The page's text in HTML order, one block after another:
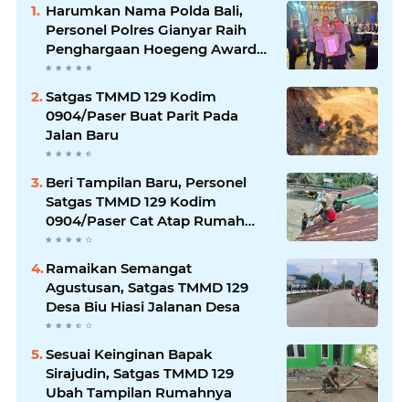
Harumkan Nama Polda Bali,
Personel Polres Gianyar Raih
Penghargaan Hoegeng Awards
2026
Satgas TMMD 129 Kodim
0904/Paser Buat Parit Pada
Jalan Baru
Beri Tampilan Baru, Personel
Satgas TMMD 129 Kodim
0904/Paser Cat Atap Rumah
Marbot
Ramaikan Semangat
Agustusan, Satgas TMMD 129
Desa Biu Hiasi Jalanan Desa
Sesuai Keinginan Bapak
Sirajudin, Satgas TMMD 129
Ubah Tampilan Rumahnya